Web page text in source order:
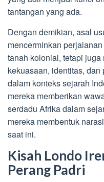
tantangan yang ada.
Dengan demikian, asal
mencerminkan
tanah kolonial, tetapi
kekuasaan, identitas,
dalam konteks sejarah
mereka memberikan
serdadu Afrika dalam
mereka membentuk
saat ini.
Kisah Londo
Perang Padri